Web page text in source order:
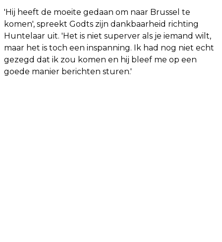
'Hij heeft de moeite gedaan om naar Brussel te
komen', spreekt Godts zijn dankbaarheid richting
Huntelaar uit. 'Het is niet superver als je iemand wilt,
maar het is toch een inspanning. Ik had nog niet echt
gezegd dat ik zou komen en hij bleef me op een
goede manier berichten sturen.'